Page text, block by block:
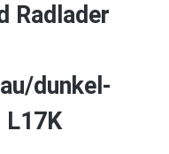
Radlader
dunkel-
L17K